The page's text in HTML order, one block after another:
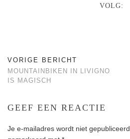
VOLG:
VORIGE BERICHT
MOUNTAINBIKEN IN LIVIGNO
IS MAGISCH
GEEF EEN REACTIE
Je e-mailadres wordt niet gepubliceerd.